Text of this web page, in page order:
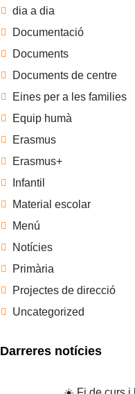
dia a dia
Documentació
Documents
Documents de centre
Eines per a les families
Equip humà
Erasmus
Erasmus+
Infantil
Material escolar
Menú
Notícies
Primària
Projectes de direcció
Uncategorized
Darreres notícies